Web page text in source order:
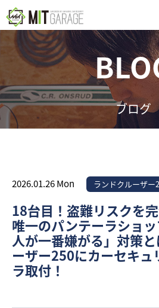
ブログ
2026.01.26 Mon ランドクルーザー
18台目！盗難リスクを
唯一のパンテーラショ
人が一番嫌がる」対策
ーザー250にカーセキュ
ラ取付！